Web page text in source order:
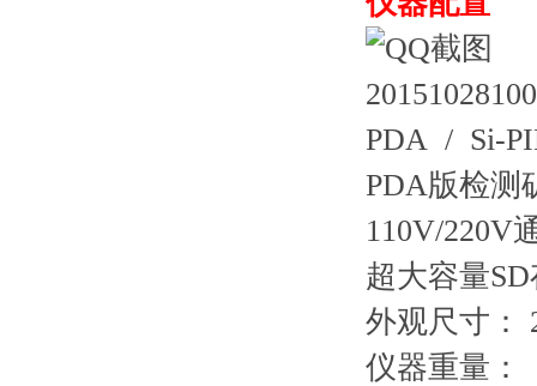
PDA / Si-
PDA版检测
110V/220V
超大容量
外观尺寸：
仪器重量：